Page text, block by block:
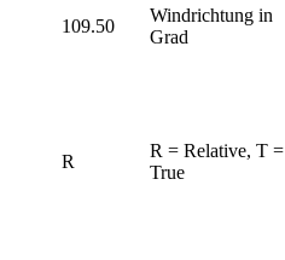
109.50
Windrichtung in
Grad
R
R = Relative, T =
True